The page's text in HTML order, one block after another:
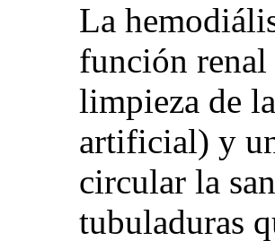
La
función renal
limpieza de
artificial) y
circular la
tubuladuras